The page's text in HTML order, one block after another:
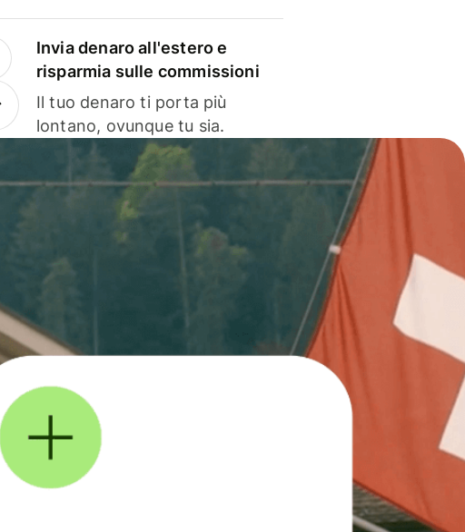
Invia denaro all'estero e
risparmia sulle commissioni
Il tuo denaro ti porta più
lontano, ovunque tu sia.